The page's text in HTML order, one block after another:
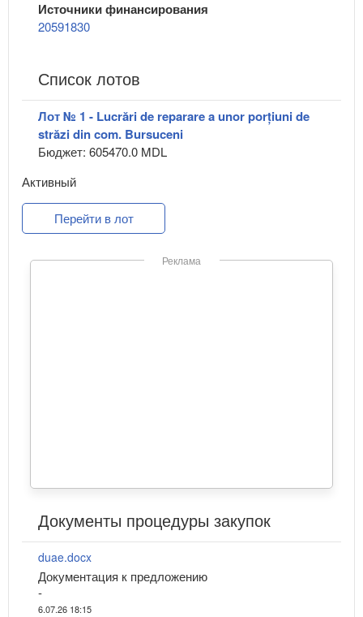
Источники финансирования
20591830
Список лотов
Лот № 1 - Lucrări de reparare a unor porțiuni de
străzi din com. Bursuceni
Бюджет: 605470.0 MDL
Активный
Перейти в лот
Реклама
Документы процедуры закупок
duae.docx
Документация к предложению
-
6.07.26 18:15